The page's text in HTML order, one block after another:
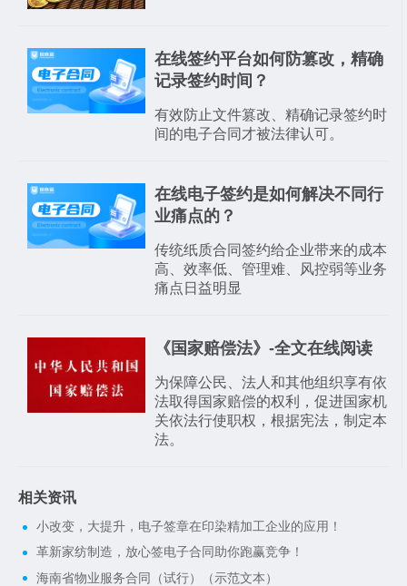
在线签约平台如何防篡改，精确
记录签约时间？
有效防止文件篡改、精确记录签约时
间的电子合同才被法律认可。
在线电子签约是如何解决不同行
业痛点的？
传统纸质合同签约给企业带来的成本
高、效率低、管理难、风控弱等业务
痛点日益明显
《国家赔偿法》-全文在线阅读
为保障公民、法人和其他组织享有依
法取得国家赔偿的权利，促进国家机
关依法行使职权，根据宪法，制定本
法。
相关资讯
小改变，大提升，电子签章在印染精加工企业的应用！
革新家纺制造，放心签电子合同助你跑赢竞争！
海南省物业服务合同（试行）（示范文本）